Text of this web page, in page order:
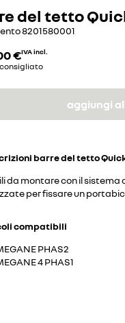
del tetto
8201580001
€IVA incl.
aggiungi
barre del tetto
da montare con il sistema
per fissare un
compatibili
PHAS2
4 PHAS1